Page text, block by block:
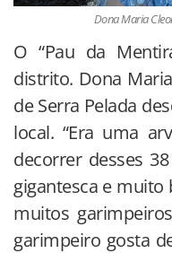
Dona Maria
O “Pau da
distrito. Dona
de Serra Pelada
local. “Era uma
decorrer desses
gigantesca e muito
muitos
garimpeiro gosta